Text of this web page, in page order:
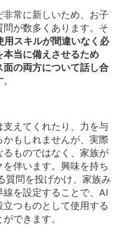
常に新しいため、お子
が数多くあります。そ
スキルが間違いなく必
当に備えさせるため
の両方について話し合
。
えてくれたり、力を与
もしれませんが、実際
ものではなく、家族が
伴います。興味を持ち
質問を投げかけ、家族み
を設定することで、AI
つものとして使用する
できます。